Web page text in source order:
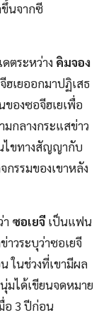
นจากซี
ตระหว่าง คิมจอง
ฮเยออกมาปฏิเสธ
ของซอจีฮเยเพื่อ
มกลางกระแสข่าว
ไขทางสัญญากับ
รรมของเขาหลัง
า ซอเยจีเป็นแฟน
าวระบุว่าซอเยจี
ในช่วงที่เขามีผล
มได้เขียนจดหมาย
อ 3 ปีก่อน